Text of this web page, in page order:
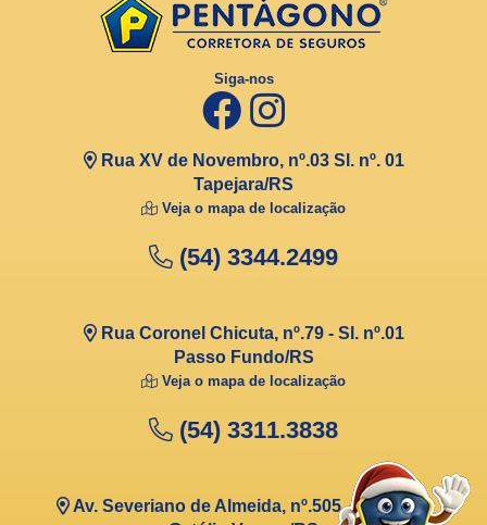
Siga-nos
Rua XV de Novembro, nº.03 Sl. nº. 01
Tapejara/RS
Veja o mapa de localização
(54) 3344.2499
Rua Coronel Chicuta, nº.79 - Sl. nº.01
Passo Fundo/RS
Veja o mapa de localização
(54) 3311.3838
Av. Severiano de Almeida, nº.505 - Sl. nº.513